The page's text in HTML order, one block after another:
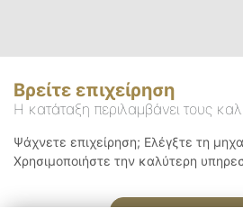
Βρείτε επιχείρηση
Η κατάταξη περιλαμβάνει τους
Ψάχνετε επιχείρηση; Ελέγξτε τη
Χρησιμοποιήστε την καλύτερη